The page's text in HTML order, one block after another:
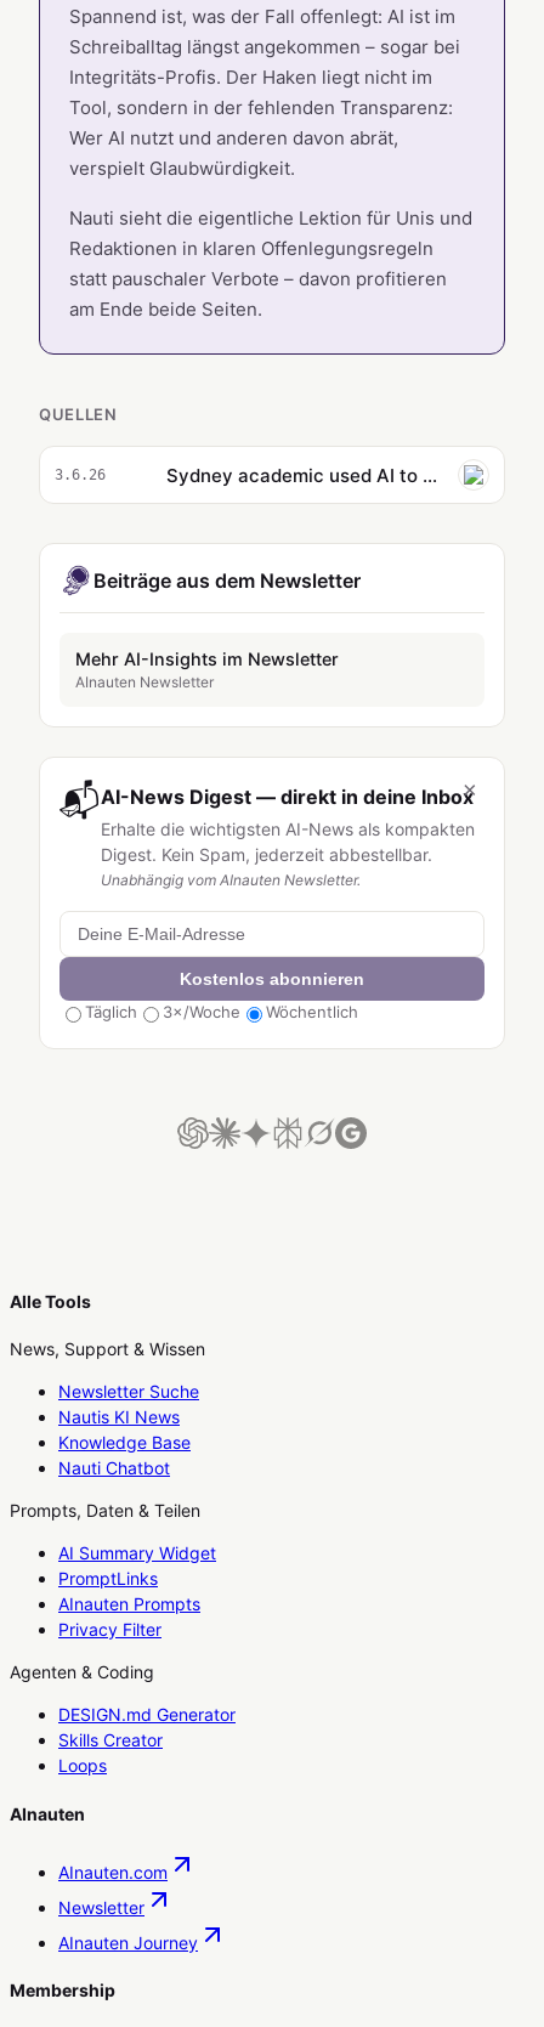
Spannend ist, was der Fall offenlegt: AI ist im
Schreiballtag längst angekommen – sogar bei
Integritäts-Profis. Der Haken liegt nicht im
Tool, sondern in der fehlenden Transparenz:
Wer AI nutzt und anderen davon abrät,
verspielt Glaubwürdigkeit.
Nauti sieht die eigentliche Lektion für Unis und
Redaktionen in klaren Offenlegungsregeln
statt pauschaler Verbote – davon profitieren
am Ende beide Seiten.
QUELLEN
3.6.26 Sydney academic used AI to write SMH opinion piece urging students to avoid using tech to ‘cut corners’
Beiträge aus dem Newsletter
Mehr AI-Insights im Newsletter
AInauten Newsletter
×
📬AI-News Digest — direkt in deine Inbox
Erhalte die wichtigsten AI-News als kompakten
Digest. Kein Spam, jederzeit abbestellbar.
Unabhängig vom AInauten Newsletter.
Kostenlos abonnieren
Täglich
3×/Woche Wöchentlich
Alle Tools
News, Support & Wissen
Newsletter Suche
Nautis KI News
Knowledge Base
Nauti Chatbot
Prompts, Daten & Teilen
AI Summary Widget
PromptLinks
AInauten Prompts
Privacy Filter
Agenten & Coding
DESIGN.md Generator
Skills Creator
Loops
AInauten
AInauten.com
Newsletter
AInauten Journey
Membership